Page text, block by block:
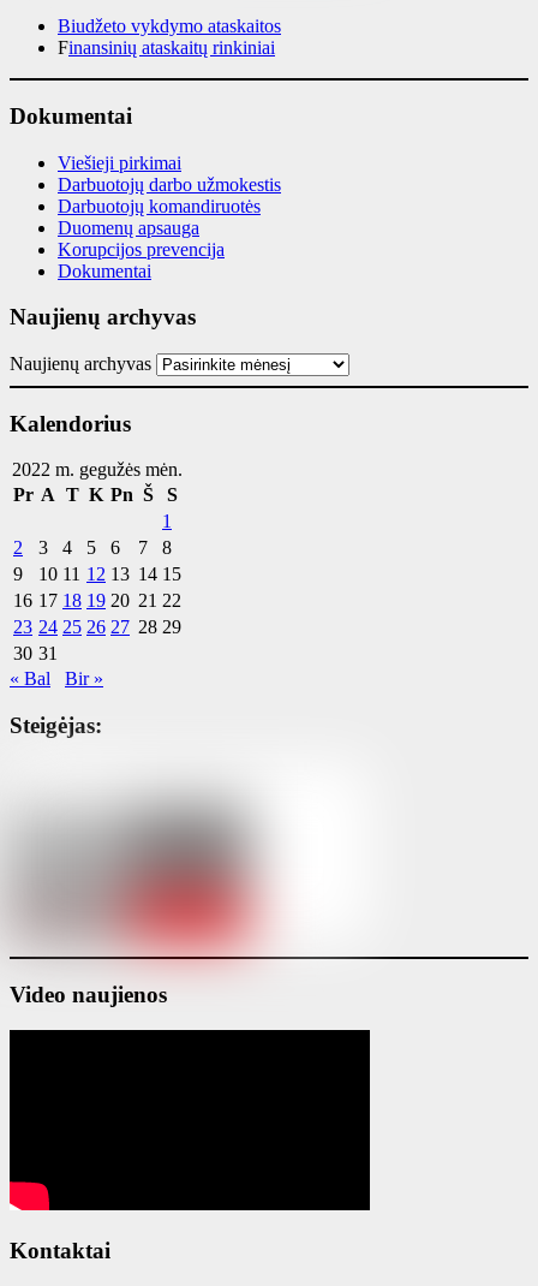
Biudžeto vykdymo ataskaitos
Finansinių ataskaitų rinkiniai
Dokumentai
Viešieji pirkimai
Darbuotojų darbo užmokestis
Darbuotojų komandiruotės
Duomenų apsauga
Korupcijos prevencija
Dokumentai
Naujienų archyvas
Naujienų archyvas
Kalendorius
2022 m. gegužės mėn.
Pr A T K Pn Š
S
1
2
3 4 5 6 7
8
9
10 11 12 13 14 15
16 17 18 19 20 21 22
23 24 25 26 27 28 29
30 31
« Bal
Bir »
Steigėjas:
Video naujienos
Kontaktai